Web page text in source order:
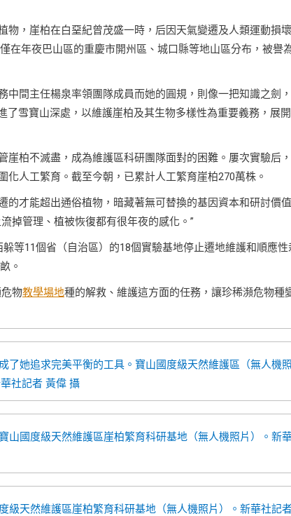
，崖柏在白堊紀曾茂盛一時，后因天氣變遷及人類運動損壞
在年夜巴山區的重慶市開州區、城口縣等地山區分布，被譽
間主任楊泉率領團隊成員而她的圓規，則像一把知識之劍
雪寶山深處，以維護崖柏及其生物多樣性為重要義務，展
崖柏不滅盡，成為維護區科研團隊面對的困難。屢次實驗后
人工繁育。截至今朝，已累計人工繁育崖柏270萬株。
才能超出通俗植物，暗藏著無可替換的基因資本和研討價值
掉管理、植被恢復都有很年夜的感化。”
等11個省（自治區）的18個實驗基地停止遷地維護和順應性
。
物教學場地種的解救、維護這方面的任務，讓珍稀瀕危物種
了她追求完美平衡的工具。寶山國度級天然維護區（無人機照
社記者 黃偉 攝
山國度級天然維護區崖柏繁育科研基地（無人機照片）。新
級天然維護區崖柏繁育科研基地（無人機照片）。新華社記